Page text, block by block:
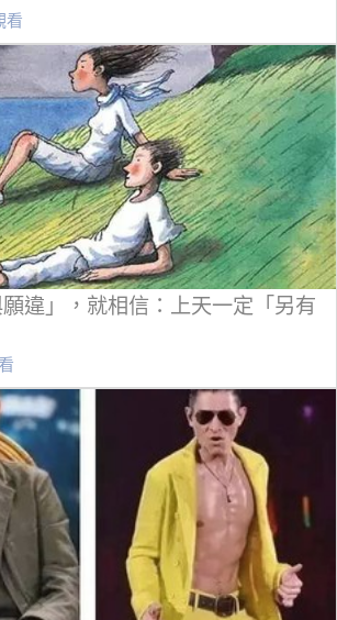
看
違」，就相信：上天一定「另有